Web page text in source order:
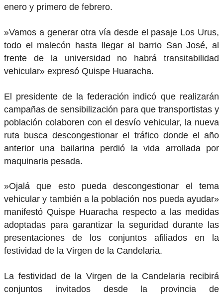
enero y primero de febrero.
​»Vamos a generar otra vía desde el pasaje Los Urus,
todo el malecón hasta llegar al barrio San José, al
frente de la universidad no habrá transitabilidad
vehicular» expresó Quispe Huaracha.
​El presidente de la federación indicó que realizarán
campañas de sensibilización para que transportistas y
población colaboren con el desvío vehicular, la nueva
ruta busca descongestionar el tráfico donde el año
anterior una bailarina perdió la vida arrollada por
maquinaria pesada.
​»Ojalá que esto pueda descongestionar el tema
vehicular y también a la población nos pueda ayudar»
manifestó Quispe Huaracha respecto a las medidas
adoptadas para garantizar la seguridad durante las
presentaciones de los conjuntos afiliados en la
festividad de la Virgen de la Candelaria.
​La festividad de la Virgen de la Candelaria recibirá
conjuntos invitados desde la provincia de